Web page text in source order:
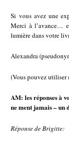
Si vous avez une
Merci à l’avance…
lumière dans votre
Alexandra
(Vous pouvez
AM: les réponses à
ne ment jamais – un
Réponse de Brigitte: